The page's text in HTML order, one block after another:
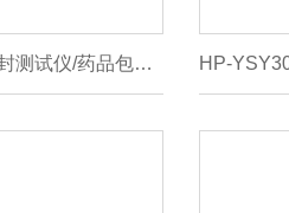
HP-MFY-01铝塑泡罩密封测试仪/药品包装密封试验仪